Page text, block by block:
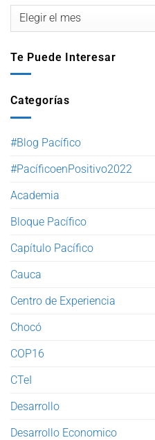
Te Puede Interesar
Categorías
#Blog Pacífico
#PacíficoenPositivo2022
Academia
Bloque Pacífico
Capítulo Pacífico
Cauca
Centro de Experiencia
Chocó
COP16
CTeI
Desarrollo
Desarrollo Economico